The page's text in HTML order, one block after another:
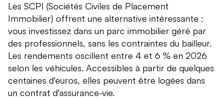
Les SCPI (Sociétés Civiles de Placement
Immobilier) offrent une alternative intéressante :
vous investissez dans un parc immobilier géré par
des professionnels, sans les contraintes du bailleur.
Les rendements oscillent entre 4 et 6 % en 2026
selon les véhicules. Accessibles à partir de quelques
centaines d'euros, elles peuvent être logées dans
un contrat d'assurance-vie.